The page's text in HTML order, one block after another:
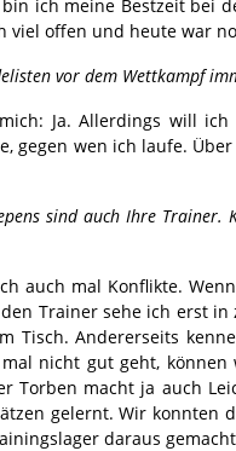
ich meine Bestzeit bei
viel offen und heute war
vor dem Wettkampf
Ja. Allerdings will
gegen wen ich laufe.
sind auch Ihre
auch mal Konflikte.
Trainer sehe ich erst
Tisch. Andererseits
nicht gut geht,
Torben macht ja auch
gelernt. Wir konnten
daraus